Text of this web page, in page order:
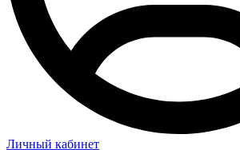
Личный кабинет